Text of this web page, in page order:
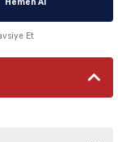
Et